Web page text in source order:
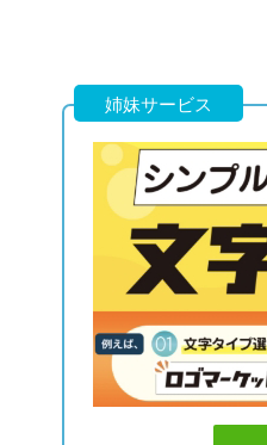
姉妹サービス